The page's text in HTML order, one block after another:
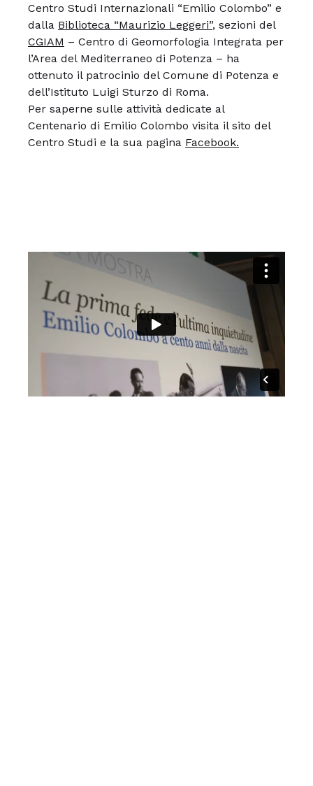
Centro Studi Internazionali “Emilio Colombo” e
dalla Biblioteca “Maurizio Leggeri”, sezioni del
CGIAM – Centro di Geomorfologia Integrata per
l’Area del Mediterraneo di Potenza – ha
ottenuto il patrocinio del Comune di Potenza e
dell’Istituto Luigi Sturzo di Roma.
Per saperne sulle attività dedicate al
Centenario di Emilio Colombo visita il sito del
Centro Studi e la sua pagina Facebook.